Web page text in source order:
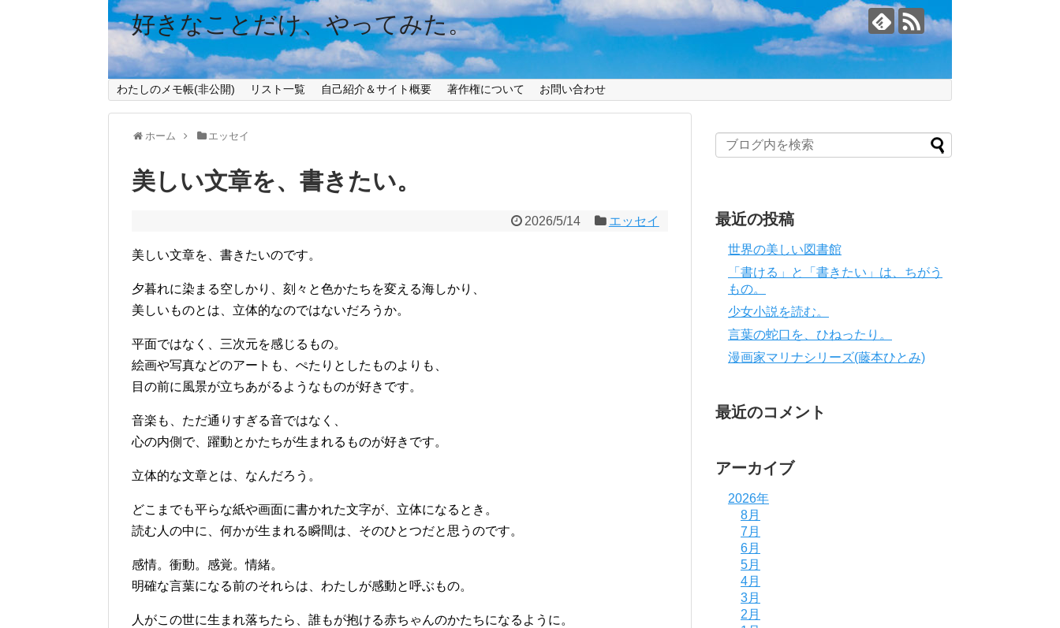
好きなことだけ、やってみた。
わたしのメモ帳(非公開) リスト一覧 自己紹介＆サイト概要 著作権について お問い合わせ
ホーム エッセイ
美しい文章を、書きたい。
2026/5/14 エッセイ
美しい文章を、書きたいのです。
夕暮れに染まる空しかり、刻々と色かたちを変える海しかり、
美しいものとは、立体的なのではないだろうか。
平面ではなく、三次元を感じるもの。
絵画や写真などのアートも、ぺたりとしたものよりも、
目の前に風景が立ちあがるようなものが好きです。
音楽も、ただ通りすぎる音ではなく、
心の内側で、躍動とかたちが生まれるものが好きです。
立体的な文章とは、なんだろう。
どこまでも平らな紙や画面に書かれた文字が、立体になるとき。
読む人の中に、何かが生まれる瞬間は、そのひとつだと思うのです。
感情。衝動。感覚。情緒。
明確な言葉になる前のそれらは、わたしが感動と呼ぶもの。
人がこの世に生まれ落ちたら、誰もが抱ける赤ちゃんのかたちになるように。
最近の投稿
世界の美しい図書館
「書ける」と「書きたい」は、ちがう
もの。
少女小説を読む。
言葉の蛇口を、ひねったり。
漫画家マリナシリーズ(藤本ひとみ)
最近のコメント
アーカイブ
2026年
8月
7月
6月
5月
4月
3月
2月